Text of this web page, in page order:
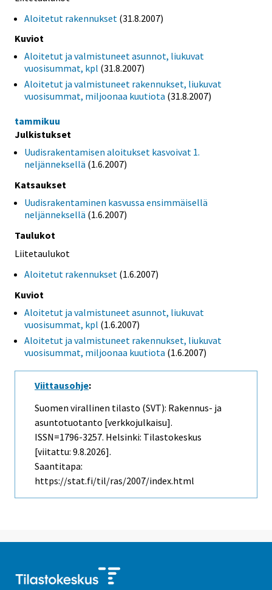
Aloitetut rakennukset (31.8.2007)
Kuviot
Aloitetut ja valmistuneet asunnot, liukuvat
vuosisummat, kpl (31.8.2007)
Aloitetut ja valmistuneet rakennukset, liukuvat
vuosisummat, miljoonaa kuutiota (31.8.2007)
tammikuu
Julkistukset
Uudisrakentamisen aloitukset kasvoivat 1.
neljänneksellä (1.6.2007)
Katsaukset
Uudisrakentaminen kasvussa ensimmäisellä
neljänneksellä (1.6.2007)
Taulukot
Liitetaulukot
Aloitetut rakennukset (1.6.2007)
Kuviot
Aloitetut ja valmistuneet asunnot, liukuvat
vuosisummat, kpl (1.6.2007)
Aloitetut ja valmistuneet rakennukset, liukuvat
vuosisummat, miljoonaa kuutiota (1.6.2007)
Viittausohje:
Suomen virallinen tilasto (SVT): Rakennus- ja
asuntotuotanto [verkkojulkaisu].
ISSN=1796-3257. Helsinki: Tilastokeskus
[viitattu: 9.8.2026].
Saantitapa:
https://stat.fi/til/ras/2007/index.html